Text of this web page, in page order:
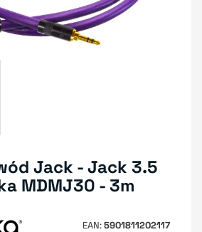
Jack - Jack 3.5
MDMJ30 - 3m
EAN 5901811202117